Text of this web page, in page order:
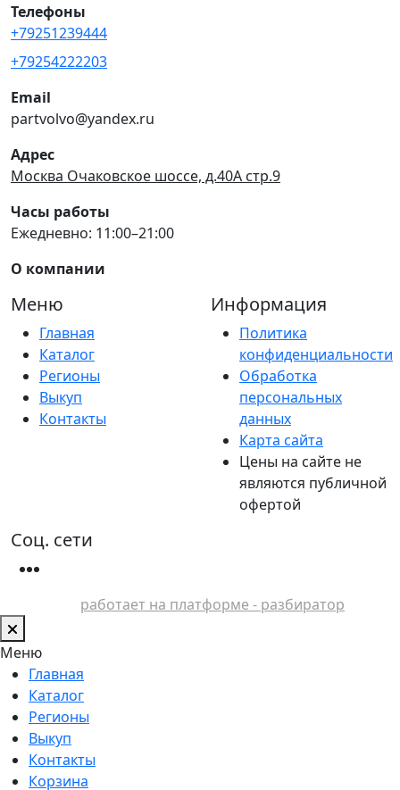
Телефоны
+79251239444
+79254222203
Email
partvolvo@yandex.ru
Адрес
Москва Очаковское шоссе, д.40А стр.9
Часы работы
Ежедневно: 11:00–21:00
О компании
Меню
Главная
Каталог
Регионы
Выкуп
Контакты
Информация
Политика
конфиденциальности
Обработка
персональных
данных
Карта сайта
Цены на сайте не
являются публичной
офертой
Соц. сети
работает на платформе - разбиратор
Меню
Главная
Каталог
Регионы
Выкуп
Контакты
Корзина